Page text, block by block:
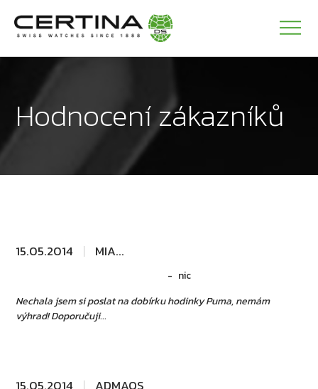
Hodnocení zákazníků
15.05.2014 MIA...
nic
Nechala jsem si poslat na dobírku hodinky Puma, nemám
výhrad! Doporučuji...